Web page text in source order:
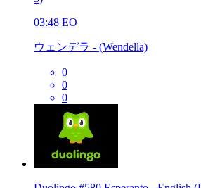
03:48 EO
ウェンデラ - (Wendella)
0
0
0